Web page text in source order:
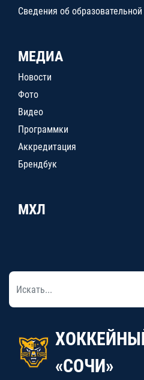
Сведения об образовательной
МЕДИА
Новости
Фото
Видео
Программки
Аккредитация
Брендбук
МХЛ
«СОЧИ»